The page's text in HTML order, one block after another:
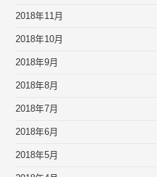
2018年11月
2018年10月
2018年9月
2018年8月
2018年7月
2018年6月
2018年5月